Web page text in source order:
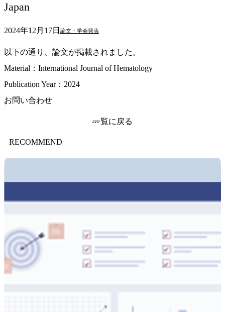
Japan
2024年12月17日 論文・学会発表
以下の通り、論文が掲載されました。
Material：International Journal of Hematology
Publication Year：2024
お問い合わせ
一覧に戻る
RECOMMEND